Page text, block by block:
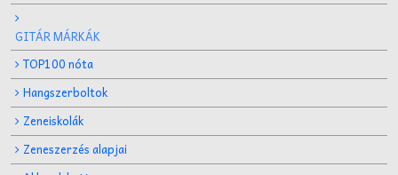
GITÁR MÁRKÁK
TOP100 nóta
Hangszerboltok
Zeneiskolák
Zeneszerzés alapjai